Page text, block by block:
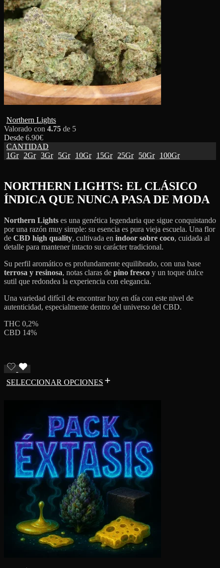
Northern Lights
Valorado con 4.75 de 5
Desde 6.90€
CANTIDAD
1Gr 2Gr 3Gr 5Gr 10Gr 15Gr 25Gr 50Gr 100Gr
NORTHERN LIGHTS: EL CLÁSICO
ÍNDICA QUE NUNCA PASA DE MODA
Northern Lights es una genética legendaria que sigue conquistando
por una razón muy simple: su esencia es pura vieja escuela. Una flor
de CBD high quality, cultivada en indoor sobre coco, cuidada al
detalle para mantener intacto su carácter tradicional.
Su perfil aromático es profundamente equilibrado, con una base
terrosa y resinosa, notas claras de pino fresco y un toque dulce
sutil que redondea la experiencia con elegancia.
Una variedad difícil de encontrar hoy en día con este nivel de
autenticidad, especialmente dentro del universo del CBD.
THC 0,2%
CBD 14%
SELECCIONAR OPCIONES